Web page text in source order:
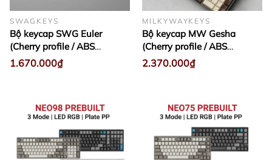
SWAGKEYS
Bộ keycap SWG Euler
(Cherry profile / ABS
Double-shot)
1.670.000₫
MILKYWAYKEYS
Bộ keycap MW Gesha
(Cherry profile / ABS
Double-shot)
2.370.000₫